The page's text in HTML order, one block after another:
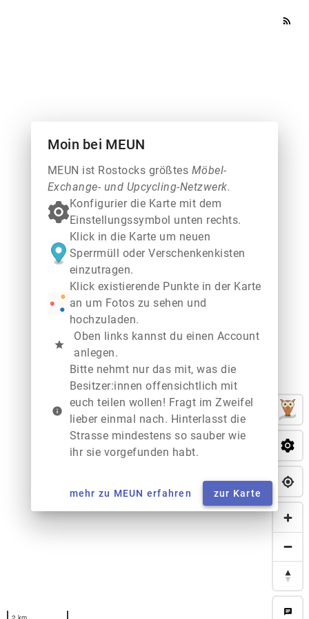
rss_feed
chat
Moin bei MEUN
MEUN ist Rostocks größtes Möbel-
Exchange- und Upcycling-Netzwerk.
Konfigurier die Karte mit dem
Einstellungssymbol unten rechts.
Klick in die Karte um neuen
Sperrmüll oder Verschenkenkisten
einzutragen.
Klick existierende Punkte in der Karte
an um Fotos zu sehen und
hochzuladen.
star
Oben links kannst du einen Account
anlegen.
info
Bitte nehmt nur das mit, was die
Besitzer:innen offensichtlich mit
euch teilen wollen! Fragt im Zweifel
lieber einmal nach. Hinterlasst die
Strasse mindestens so sauber wie
ihr sie vorgefunden habt.
mehr zu MEUN erfahren zur Karte